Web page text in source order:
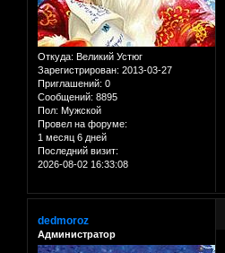
Откуда: Великий Устюг
Зарегистрирован: 2013-03-27
Приглашений: 0
Сообщений: 8895
Пол: Мужской
Провел на форуме:
1 месяц 6 дней
Последний визит:
2026-08-02 16:33:08
dedmoroz
Администратор